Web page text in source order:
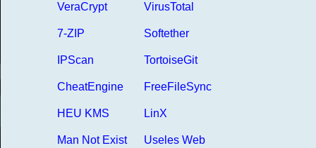
VeraCrypt VirusTotal
7-ZIP Softether
IPScan TortoiseGit
CheatEngine FreeFileSync
HEU KMS LinX
Man Not Exist Useles Web